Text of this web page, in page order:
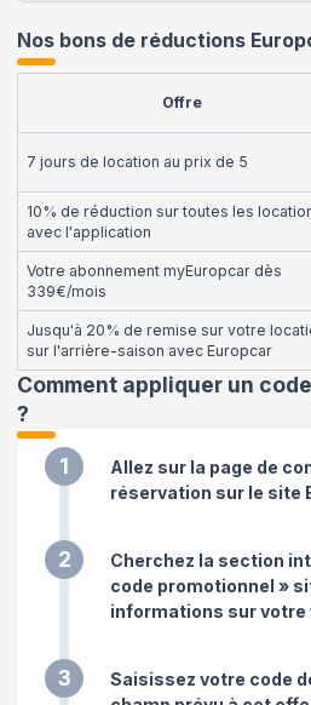
Nos bons de réductions
Offre
7 jours de location au prix de 5
10% de réduction sur toutes les
avec l'application
Votre abonnement myEuropcar dès
339€/mois
Jusqu'à 20% de remise sur votre
sur l'arrière-saison avec Europcar
Comment appliquer un
?
1
Allez sur la page de
réservation sur le site
2
Cherchez la section
code promotionnel »
informations sur votre
3
Saisissez votre code